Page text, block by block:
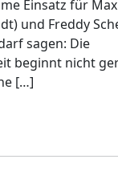
Einsatz für
und Freddy
sagen: Die
beginnt nicht
[…]